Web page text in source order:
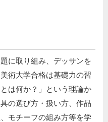
に取り組み、デッサンを
術大学合格は基礎力の習
は何か？」という理論か
の選び方・扱い方、作品
モチーフの組み方等を学